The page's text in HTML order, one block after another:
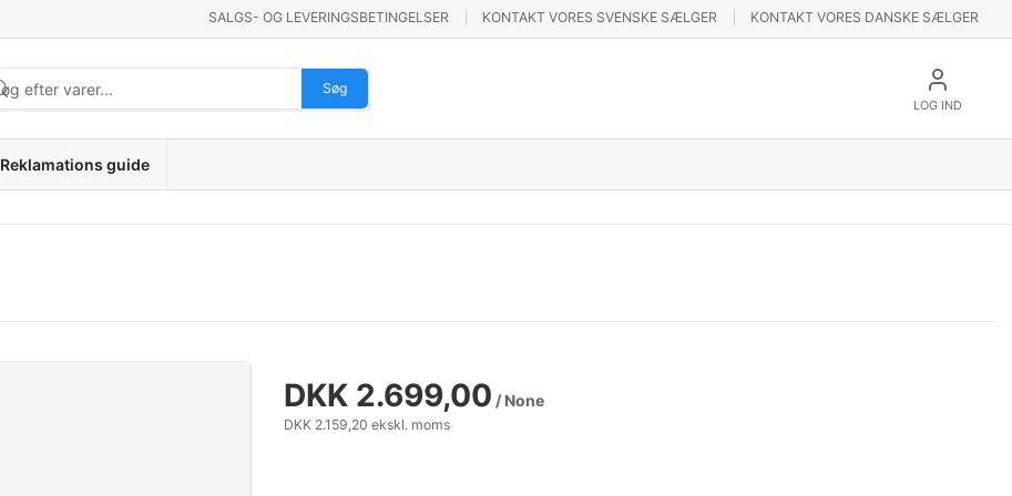
SALGS- OG LEVERINGSBETINGELSER KONTAKT VORES SVENSKE SÆLGER KONTAKT VORES DANSKE SÆLGER
Søg
LOG IND
Reklamations guide
DKK 2.699,00 / None
DKK 2.159,20 ekskl. moms